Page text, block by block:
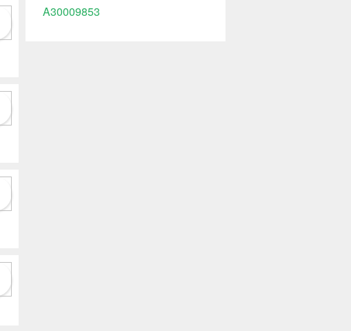
A30009853